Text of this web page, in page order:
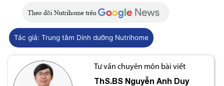
Tác giả: Trung tâm Dinh dưỡng Nutrihome
Tư vấn chuyên môn bài viết
ThS.BS Nguyễn Anh Duy